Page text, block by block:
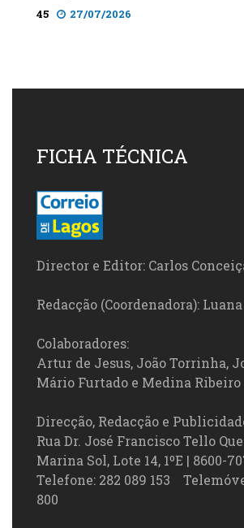
45 27/07/2026
FICHA TÉCNICA
Director e Editor: Carlos
Redacção (Coordenadora):
Colaboradores:
Artur de Jesus, João Torrinha,
Mário Furtado e Medina Ribeiro
Direcção, Redacção e
Rua Dr. José Francisco Tello
Marina Sol, Lote 14, 1ºE | 8600-
Telefone: 282 089 153
800